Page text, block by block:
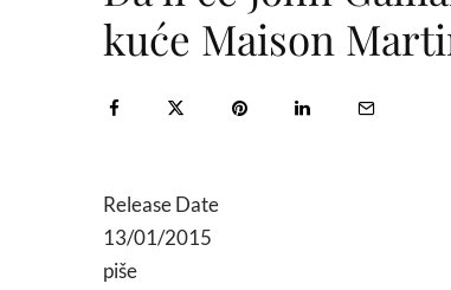
kuće Maison
Release Date
13/01/2015
piše